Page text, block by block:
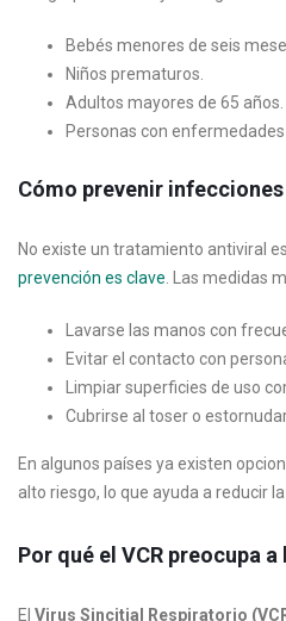
Bebés menores de seis
Niños prematuros.
Adultos mayores de 65 años.
Personas con
Cómo prevenir infecciones
No existe un tratamiento antiviral
prevención es clave . Las medidas
Lavarse las manos con
Evitar el contacto con
Limpiar superficies de uso
Cubrirse al toser o
En algunos países ya existen
alto riesgo, lo que ayuda a reducir
Por qué el VCR preocupa
El Virus Sincitial Respiratorio (